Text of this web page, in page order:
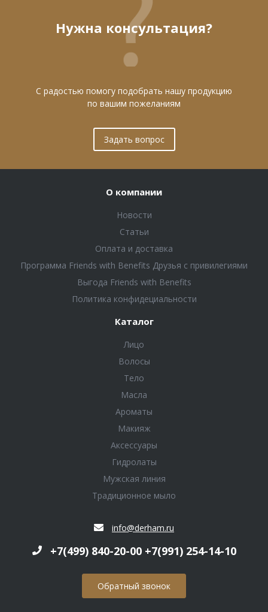
Нужна консультация?
С радостью помогу подобрать нашу продукцию
по вашим пожеланиям
Задать вопрос
О компании
Новости
Статьи
Оплата и доставка
Программа Friends with Benefits Друзья с привилегиями
Выгода Friends with Benefits
Политика конфидециальности
Каталог
Лицо
Волосы
Тело
Масла
Ароматы
Макияж
Аксессуары
Гидролаты
Мужская линия
Традиционное мыло
info@derham.ru
+7(499) 840-20-00 +7(991) 254-14-10
Обратный звонок